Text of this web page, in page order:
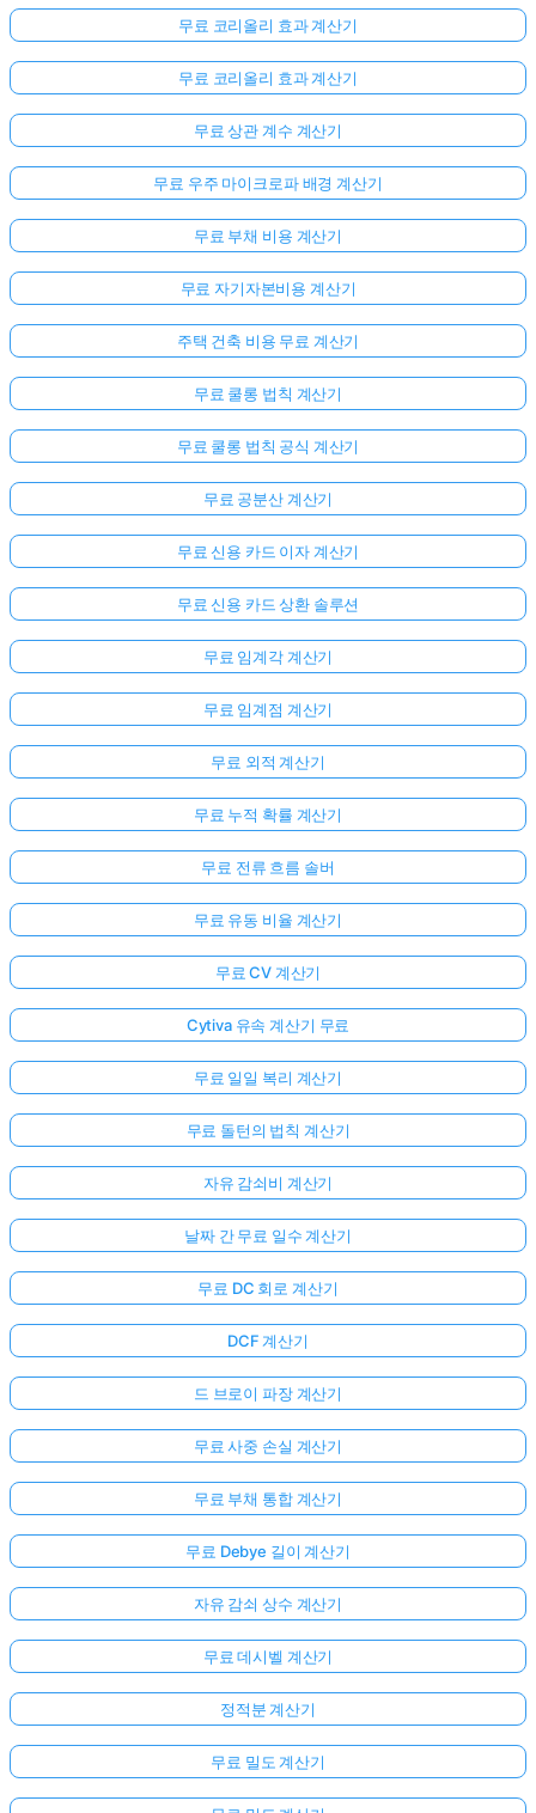
무료 코리올리 효과 계산기
무료 코리올리 효과 계산기
무료 상관 계수 계산기
무료 우주 마이크로파 배경 계산기
무료 부채 비용 계산기
무료 자기자본비용 계산기
주택 건축 비용 무료 계산기
무료 쿨롱 법칙 계산기
무료 쿨롱 법칙 공식 계산기
무료 공분산 계산기
무료 신용 카드 이자 계산기
무료 신용 카드 상환 솔루션
무료 임계각 계산기
무료 임계점 계산기
무료 외적 계산기
무료 누적 확률 계산기
무료 전류 흐름 솔버
무료 유동 비율 계산기
무료 CV 계산기
Cytiva 유속 계산기 무료
무료 일일 복리 계산기
무료 돌턴의 법칙 계산기
자유 감쇠비 계산기
날짜 간 무료 일수 계산기
무료 DC 회로 계산기
DCF 계산기
드 브로이 파장 계산기
무료 사중 손실 계산기
무료 부채 통합 계산기
무료 Debye 길이 계산기
자유 감쇠 상수 계산기
무료 데시벨 계산기
정적분 계산기
무료 밀도 계산기